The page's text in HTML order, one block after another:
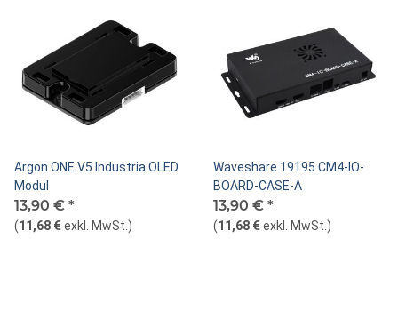
Argon ONE V5 Industria OLED
Modul
13,90 € *
(11,68 €exkl. MwSt. )
Waveshare 19195 CM4-IO-
BOARD-CASE-A
13,90 € *
(11,68 €exkl. MwSt. )